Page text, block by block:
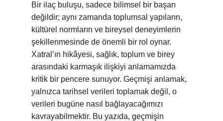
Bir ilaç buluşu, sadece bilimsel bir başarı
değildir; aynı zamanda toplumsal yapıların,
kültürel normların ve bireysel deneyimlerin
şekillenmesinde de önemli bir rol oynar.
Xatral’ın hikâyesi, sağlık, toplum ve birey
arasındaki karmaşık ilişkiyi anlamamızda
kritik bir pencere sunuyor. Geçmişi anlamak,
yalnızca tarihsel verileri toplamak değil, o
verileri bugüne nasıl bağlayacağımızı
kavrayabilmektir. Bu yazıda, geçmişin